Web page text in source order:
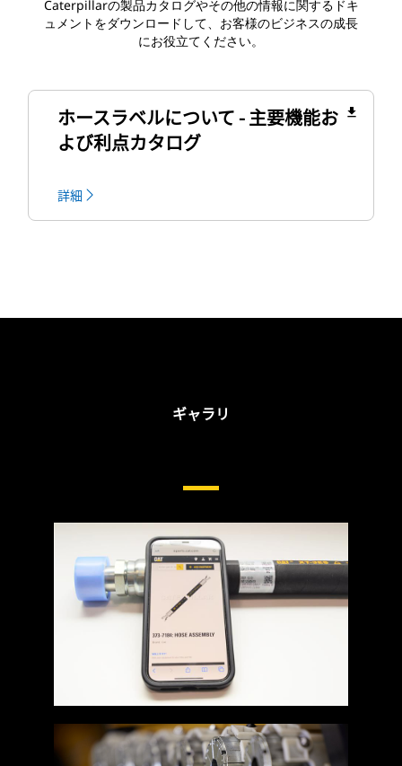
Caterpillarの製品カタログやその他の情報に関するドキ
ュメントをダウンロードして、お客様のビジネスの成長
にお役立てください。
ホースラベルについて - 主要機能お
よび利点カタログ
file_download
詳細
ギャラリ